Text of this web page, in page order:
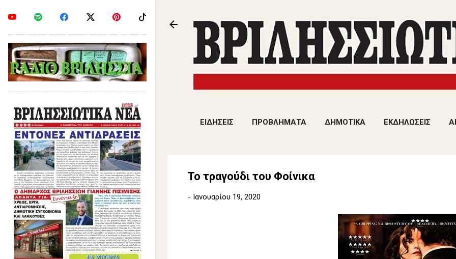
ΕΙΔΗΣΕΙΣ ΠΡΟΒΛΗΜΑΤΑ ΔΗΜΟΤΙΚΑ ΕΚΔΗΛΩΣΕΙΣ
Το τραγούδι του Φοίνικα
- Ιανουαρίου 19, 2020